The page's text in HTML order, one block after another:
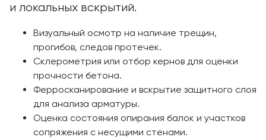
и локальных вскрытий.
Визуальный осмотр на наличие трещин,
прогибов, следов протечек.
Склерометрия или отбор кернов для оценки
прочности бетона.
Ферросканирование и вскрытие защитного слоя
для анализа арматуры.
Оценка состояния опирания балок и участков
сопряжения с несущими стенами.